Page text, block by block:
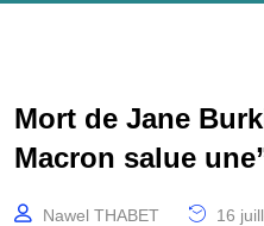
Mort de Jane
Macron salue
Nawel THABET 16